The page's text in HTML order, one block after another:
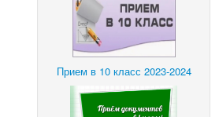
Прием в 10 класс 2023-2024